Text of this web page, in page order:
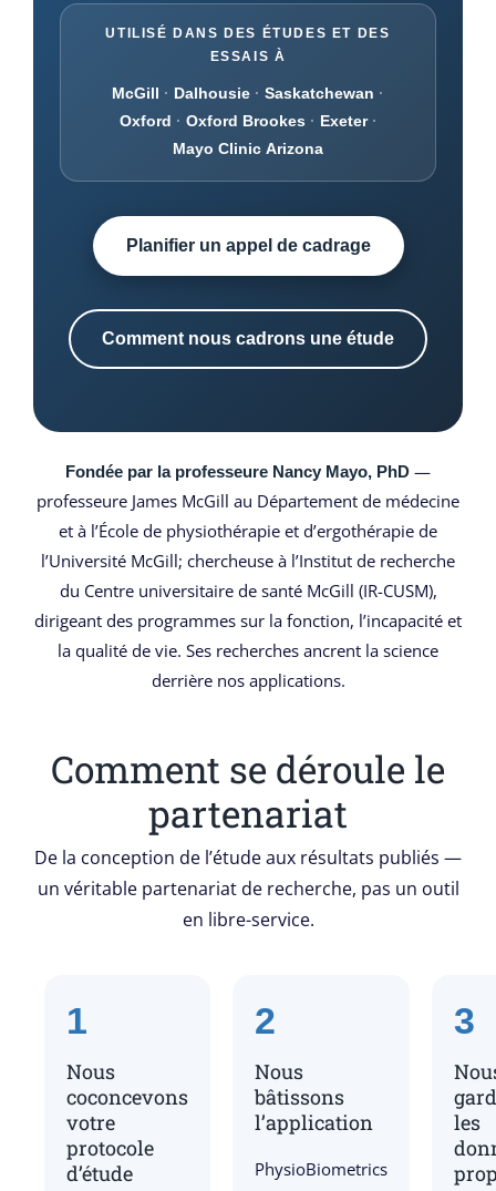
UTILISÉ DANS DES ÉTUDES ET DES
ESSAIS À
McGill · Dalhousie · Saskatchewan ·
Oxford · Oxford Brookes · Exeter ·
Mayo Clinic Arizona
Planifier un appel de cadrage
Comment nous cadrons une étude
Fondée par la professeure Nancy Mayo, PhD —
professeure James McGill au Département de médecine
et à l’École de physiothérapie et d’ergothérapie de
l’Université McGill; chercheuse à l’Institut de recherche
du Centre universitaire de santé McGill (IR-CUSM),
dirigeant des programmes sur la fonction, l’incapacité et
la qualité de vie. Ses recherches ancrent la science
derrière nos applications.
Comment se déroule le
partenariat
De la conception de l’étude aux résultats publiés —
un véritable partenariat de recherche, pas un outil
en libre-service.
1
Nous
coconcevons
votre
protocole
d’étude
2
Nous
bâtissons
l’application
PhysioBiometrics
3
les